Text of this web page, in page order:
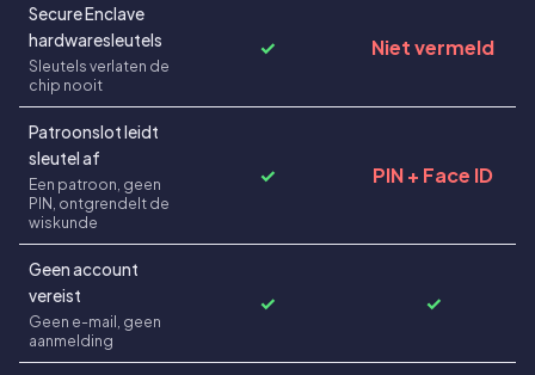
Secure Enclave
hardwaresleutels
Sleutels verlaten de
chip nooit
✓ Niet vermeld
Patroonslot leidt
sleutel af
Een patroon, geen
PIN, ontgrendelt de
wiskunde
✓ PIN + Face ID
Geen account
vereist
Geen e-mail, geen
aanmelding
✓ ✓